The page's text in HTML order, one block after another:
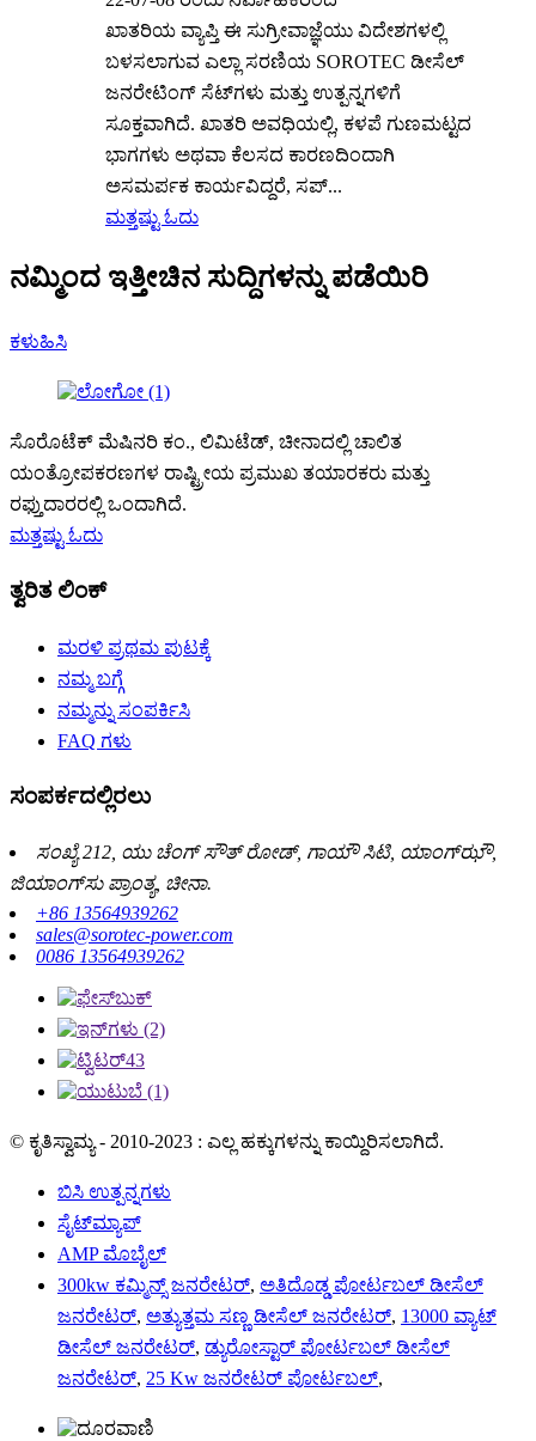
ಖಾತರಿಯ ವ್ಯಾಪ್ತಿ ಈ ಸುಗ್ರೀವಾಜ್ಞೆಯು ವಿದೇಶಗಳಲ್ಲಿ
ಬಳಸಲಾಗುವ ಎಲ್ಲಾ ಸರಣಿಯ SOROTEC ಡೀಸೆಲ್
ಜನರೇಟಿಂಗ್ ಸೆಟ್‌ಗಳು ಮತ್ತು ಉತ್ಪನ್ನಗಳಿಗೆ
ಸೂಕ್ತವಾಗಿದೆ. ಖಾತರಿ ಅವಧಿಯಲ್ಲಿ, ಕಳಪೆ ಗುಣಮಟ್ಟದ
ಭಾಗಗಳು ಅಥವಾ ಕೆಲಸದ ಕಾರಣದಿಂದಾಗಿ
ಅಸಮರ್ಪಕ ಕಾರ್ಯವಿದ್ದರೆ, ಸಪ್...
ಮತ್ತಷ್ಟು ಓದು
ನಮ್ಮಿಂದ ಇತ್ತೀಚಿನ ಸುದ್ದಿಗಳನ್ನು ಪಡೆಯಿರಿ
ಕಳುಹಿಸಿ
ಸೊರೊಟೆಕ್ ಮೆಷಿನರಿ ಕಂ., ಲಿಮಿಟೆಡ್, ಚೀನಾದಲ್ಲಿ ಚಾಲಿತ
ಯಂತ್ರೋಪಕರಣಗಳ ರಾಷ್ಟ್ರೀಯ ಪ್ರಮುಖ ತಯಾರಕರು ಮತ್ತು
ರಫ್ತುದಾರರಲ್ಲಿ ಒಂದಾಗಿದೆ.
ಮತ್ತಷ್ಟು ಓದು
ತ್ವರಿತ ಲಿಂಕ್
ಮರಳಿ ಪ್ರಥಮ ಪುಟಕ್ಕೆ
ನಮ್ಮ ಬಗ್ಗೆ
ನಮ್ಮನ್ನು ಸಂಪರ್ಕಿಸಿ
FAQ ಗಳು
ಸಂಪರ್ಕದಲ್ಲಿರಲು
ಸಂಖ್ಯೆ 212, ಯು ಚೆಂಗ್ ಸೌತ್ ರೋಡ್, ಗಾಯೌ ಸಿಟಿ, ಯಾಂಗ್‌ಝೌ,
ಜಿಯಾಂಗ್‌ಸು ಪ್ರಾಂತ್ಯ, ಚೀನಾ.
+86 13564939262
sales@sorotec-power.com
0086 13564939262
© ಕೃತಿಸ್ವಾಮ್ಯ - 2010-2023 : ಎಲ್ಲ ಹಕ್ಕುಗಳನ್ನು ಕಾಯ್ದಿರಿಸಲಾಗಿದೆ.
ಬಿಸಿ ಉತ್ಪನ್ನಗಳು
ಸೈಟ್‌ಮ್ಯಾಪ್
AMP ಮೊಬೈಲ್
300kw ಕಮ್ಮಿನ್ಸ್ ಜನರೇಟರ್, ಅತಿದೊಡ್ಡ ಪೋರ್ಟಬಲ್ ಡೀಸೆಲ್
ಜನರೇಟರ್, ಅತ್ಯುತ್ತಮ ಸಣ್ಣ ಡೀಸೆಲ್ ಜನರೇಟರ್, 13000 ವ್ಯಾಟ್
ಡೀಸೆಲ್ ಜನರೇಟರ್, ಡ್ಯುರೋಸ್ಟಾರ್ ಪೋರ್ಟಬಲ್ ಡೀಸೆಲ್
ಜನರೇಟರ್, 25 Kw ಜನರೇಟರ್ ಪೋರ್ಟಬಲ್,